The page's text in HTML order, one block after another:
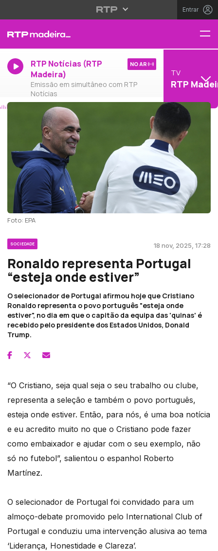
Entrar
RTP Notícias (RTP
Madeira)
Emissão em simultâneo com RTP
Notícias
NO AR
TV
RTP
Foto: EPA
SOCIEDADE 18 nov, 2025, 17:28
Ronaldo representa Portugal
“esteja onde estiver”
O selecionador de Portugal afirmou hoje que Cristiano
Ronaldo representa o povo português "esteja onde
estiver", no dia em que o capitão da equipa das 'quinas' é
recebido pelo presidente dos Estados Unidos, Donald
Trump.
“O Cristiano, seja qual seja o seu trabalho ou clube,
representa a seleção e também o povo português,
esteja onde estiver. Então, para nós, é uma boa notícia
e eu acredito muito no que o Cristiano pode fazer
como embaixador e ajudar com o seu exemplo, não
só no futebol”, salientou o espanhol Roberto
Martínez.
O selecionador de Portugal foi convidado para um
almoço-debate promovido pelo International Club of
Portugal e conduziu uma intervenção alusiva ao tema
‘Liderança, Honestidade e Clareza’.